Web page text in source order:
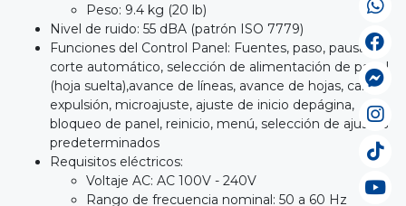
Peso: 9.4 kg (20 lb)
Nivel de ruido: 55 dBA (patrón ISO 7779)
Funciones del Control Panel: Fuentes, paso, pausa,
corte automático, selección de alimentación de papel
(hoja suelta),avance de líneas, avance de hojas, carga,
expulsión, microajuste, ajuste de inicio depágina,
bloqueo de panel, reinicio, menú, selección de ajustes
predeterminados
Requisitos eléctricos:
Voltaje AC: AC 100V - 240V
Rango de frecuencia nominal: 50 a 60 Hz